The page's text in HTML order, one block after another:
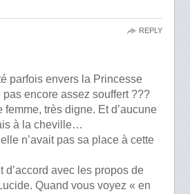
parfois envers la Princesse
pas encore assez souffert ???
femme, très digne. Et d’aucune
à la cheville…
n’avait pas sa place à cette
d’accord avec les propos de
Quand vous voyez « en
REPLY